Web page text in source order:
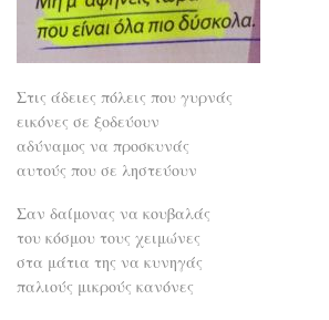
Στις άδειες πόλεις που γυρνάς
εικόνες σε ξοδεύουν
αδύναμος να προσκυνάς
αυτούς που σε ληστεύουν
Σαν δαίμονας να κουβαλάς
του κόσμου τους χειμώνες
στα μάτια της να κυνηγάς
παλιούς μικρούς κανόνες